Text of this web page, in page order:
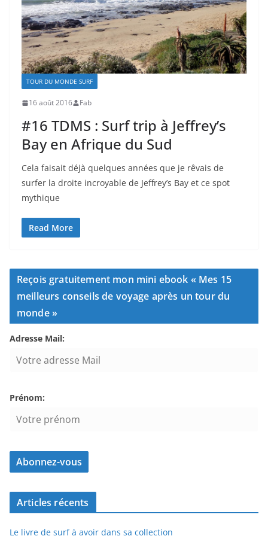
TOUR DU MONDE SURF
16 août 2016 Fab
#16 TDMS : Surf trip à Jeffrey’s
Bay en Afrique du Sud
Cela faisait déjà quelques années que je rêvais de
surfer la droite incroyable de Jeffrey’s Bay et ce spot
mythique
Read More
Reçois gratuitement mon mini ebook « Mes 15
meilleurs conseils de voyage après un tour du
monde »
Adresse Mail:
Prénom:
Articles récents
Le livre de surf à avoir dans sa collection